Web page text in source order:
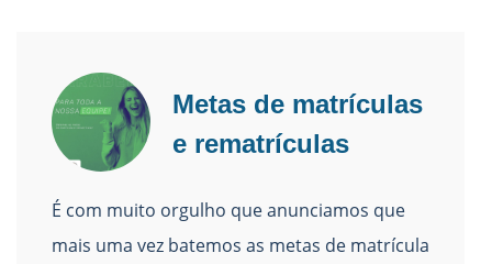
Metas de matrículas
e rematrículas
É com muito orgulho que anunciamos que
mais uma vez batemos as metas de matrícula